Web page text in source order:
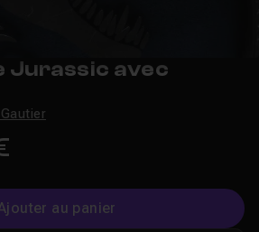
Jurassic avec
au panier